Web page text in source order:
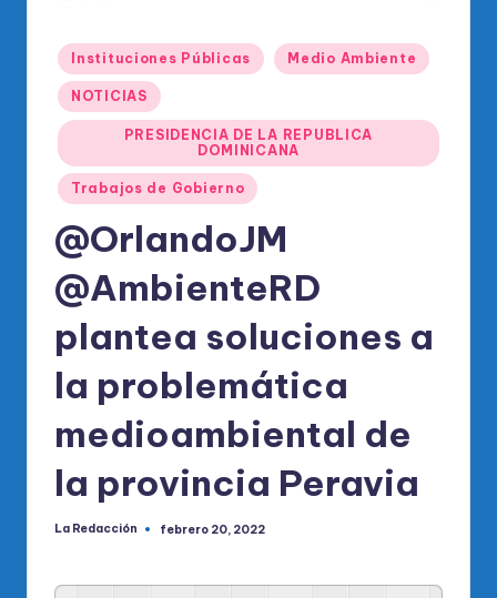
O
ci
al
el
R
M
Publicado
en
Instituciones Públicas Medio Ambiente
NOTICIAS
PRESIDENCIA DE LA REPUBLICA
DOMINICANA
Trabajos de Gobierno
@OrlandoJM
@AmbienteRD
plantea soluciones a
la problemática
medioambiental de
la provincia Peravia
Publicado
La Redacción febrero 20, 2022